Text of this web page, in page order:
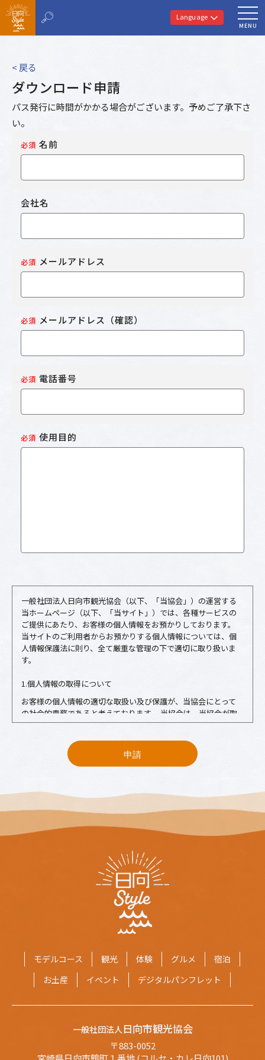
Language
MENU
< 戻る
ダウンロード申請
パス発行に時間がかかる場合がございます。予めご了承下さ
い。
必須 名前
会社名
必須 メールアドレス
必須 メールアドレス（確認）
必須 電話番号
必須 使用目的
一般社団法人日向市観光協会（以下、「当協会」）の運営する
当ホームページ（以下、「当サイト」）では、各種サービスの
ご提供にあたり、お客様の個人情報をお預かりしております。
当サイトのご利用者からお預かりする個人情報については、個
人情報保護法に則り、全て厳重な管理の下で適切に取り扱いま
す。
1.個人情報の取得について
お客様の個人情報の適切な取扱い及び保護が、当協会にとって
の社会的責務であると考えております。 当協会は、当協会が取
得する個人情報を、この個人情報の保護に関する基本方針に基
2.個人情報の収集について
などの形態でお客様の個人情報の提供をお願いする場合があ
り、お客様のご同意を頂いた上で個人情報の収集を行います。
3.個人情報の利用について
お問い合わせなどに対して必要な連絡を行う場合にのみ利用さ
また、ご興味あると思われる情報について電子メール、その他
の方法で当協会からのお知らせが届くことがございますが、こ
のようなお知らせについては、お客様からのお申し出があれば
以後の情報の配信を停止いたします。
お客様の個人情報の第三者への提供について当協会がお客様か
ら収集させて頂いた個人情報は、以下の何れかに該当する場合
を除き、第三者に提供することはありません。 お客様の事前の
同意・承諾を得た場合。
商品の注文等で決済や商品の配送などが必要な場合。
十分に信用が置ける企業に限定し適切に管理・運営を実施いた
その他法令等により提供が必要な場合。
申請
モデルコース 観光 体験 グルメ
宿泊
お土産
イベント デジタルパンフレット
一般社団法人日向市観光協会
〒883-0052